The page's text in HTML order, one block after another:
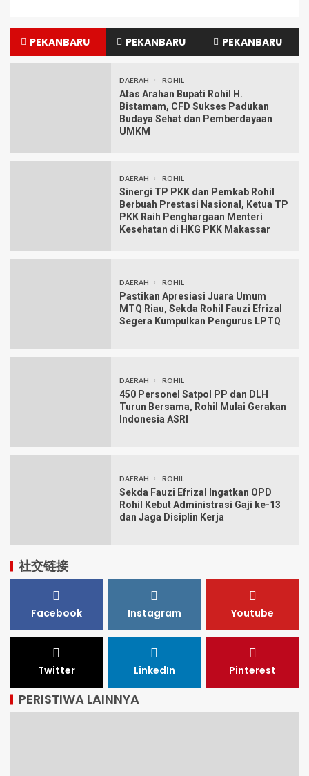
PEKANBARU PEKANBARU PEKANBARU
DAERAH ROHIL
Atas Arahan Bupati Rohil H.
Bistamam, CFD Sukses Padukan
Budaya Sehat dan Pemberdayaan
UMKM
DAERAH ROHIL
Sinergi TP PKK dan Pemkab Rohil
Berbuah Prestasi Nasional, Ketua TP
PKK Raih Penghargaan Menteri
Kesehatan di HKG PKK Makassar
DAERAH ROHIL
Pastikan Apresiasi Juara Umum
MTQ Riau, Sekda Rohil Fauzi Efrizal
Segera Kumpulkan Pengurus LPTQ
DAERAH ROHIL
450 Personel Satpol PP dan DLH
Turun Bersama, Rohil Mulai Gerakan
Indonesia ASRI
DAERAH ROHIL
Sekda Fauzi Efrizal Ingatkan OPD
Rohil Kebut Administrasi Gaji ke-13
dan Jaga Disiplin Kerja
社交链接
Facebook Instagram Youtube
Twitter LinkedIn Pinterest
PERISTIWA LAINNYA